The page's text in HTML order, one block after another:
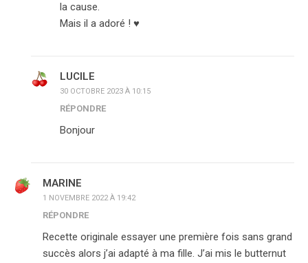
la cause.
Mais il a adoré ! ♥️
LUCILE
30 OCTOBRE 2023 À 10:15
RÉPONDRE
Bonjour
MARINE
1 NOVEMBRE 2022 À 19:42
RÉPONDRE
Recette originale essayer une première fois sans grand
succès alors j’ai adapté à ma fille. J’ai mis le butternut